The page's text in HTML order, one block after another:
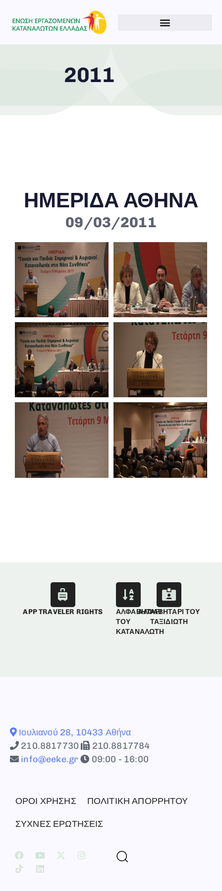
2011
ΗΜΕΡΙΔΑ ΑΘΗΝΑ
09/03/2011
APP TRAVELER RIGHTS
ΑΛΦΑΒΗΤΑΡΙ
ΤΟΥ
ΚΑΤΑΝΑΛΩΤΗ
ΑΛΦΑΒΗΤΑΡΙ ΤΟΥ
ΤΑΞΙΔΙΩΤΗ
Ιουλιανού 28, 10433 Αθήνα
210.8817730
210.8817784
info@eeke.gr
09:00 - 16:00
ΟΡΟΙ ΧΡΗΣΗΣ ΠΟΛΙΤΙΚΗ ΑΠΟΡΡΗΤΟΥ
ΣΥΧΝΕΣ ΕΡΩΤΗΣΕΙΣ